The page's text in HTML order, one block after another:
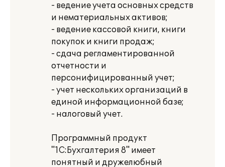
- ведение учета основных средств
и нематериальных активов;
- ведение кассовой книги, книги
покупок и книги продаж;
- сдача регламентированной
отчетности и
персонифицированный учет;
- учет нескольких организаций в
единой информационной базе;
- налоговый учет.
Программный продукт
"1С:Бухгалтерия 8" имеет
понятный и дружелюбный